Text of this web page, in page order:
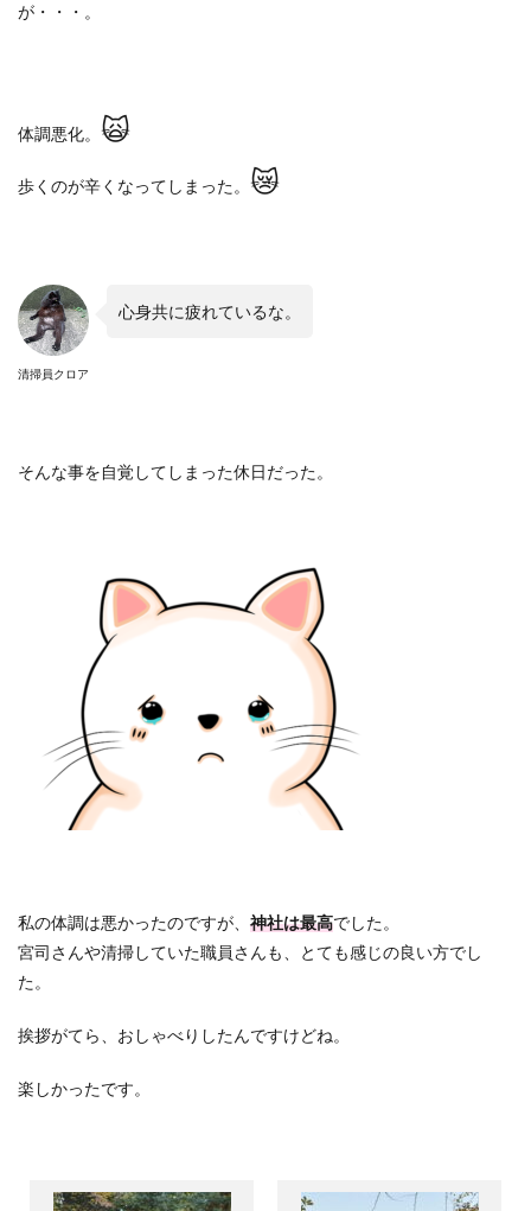
が・・・。
体調悪化。 🙀
歩くのが辛くなってしまった。 😿
清掃員クロア
心身共に疲れているな。
そんな事を自覚してしまった休日だった。
私の体調は悪かったのですが、 神社は最高でした。
宮司さんや清掃していた職員さんも、とても感じの良い方でし
た。
挨拶がてら、おしゃべりしたんですけどね。
楽しかったです。